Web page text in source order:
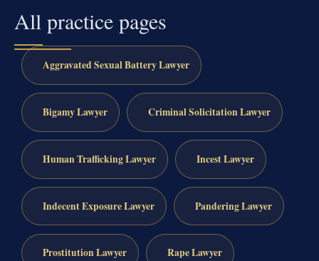
All practice pages
Aggravated Sexual Battery Lawyer
Bigamy Lawyer Criminal Solicitation Lawyer
Human Trafficking Lawyer Incest Lawyer
Indecent Exposure Lawyer Pandering Lawyer
Prostitution Lawyer Rape Lawyer